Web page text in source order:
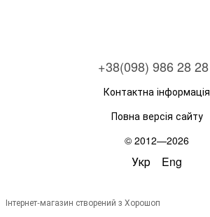
+38(098) 986 28 28
Контактна інформація
Повна версія сайту
© 2012—2026
Укр Eng
Інтернет-магазин створений з Хорошоп